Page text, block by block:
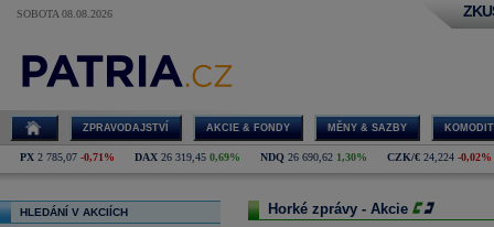
SOBOTA 08.08.2026
ZPRAVODAJSTVÍ AKCIE & FONDY MĚNY & SAZBY
PX 2 785,07 -0,71% DAX 26 319,45 0,69% NDQ 26 690,62 1,30% CZK/€ 24,224 -0,02%
HLEDÁNÍ V AKCIÍCH Horké zprávy - Akcie